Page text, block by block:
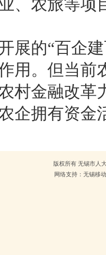
、农旅等项
的“百企建
用。但当前
村金融改革
企拥有资金
版权所有 无锡市人
网络支持：无锡移